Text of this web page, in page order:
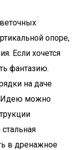
опоре,
Если хочется
фантазию.
на даче
Идею можно
в дренажное